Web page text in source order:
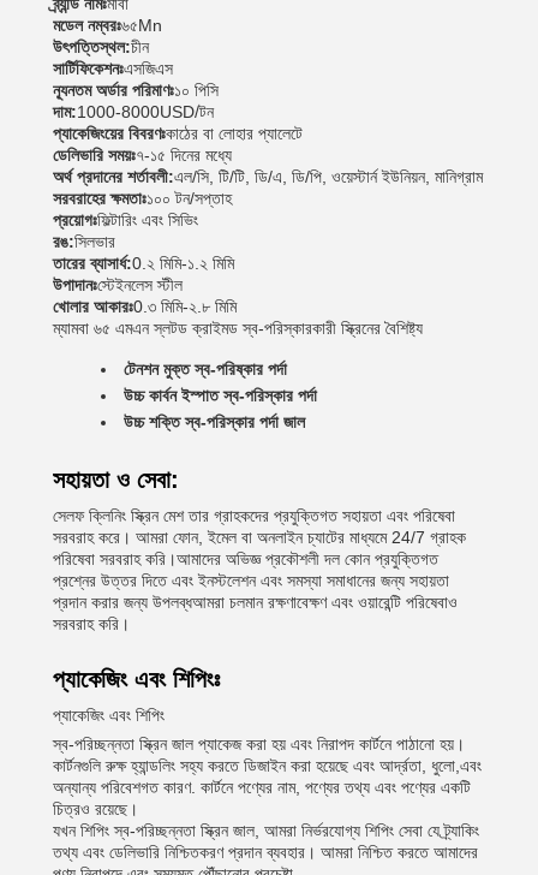
মডেল নম্বরঃ৬৫Mn
উৎপত্তিস্থল:চীন
সার্টিফিকেশনঃএসজিএস
ন্যূনতম অর্ডার পরিমাণঃ১০ পিসি
দাম:1000-8000USD/টন
প্যাকেজিংয়ের বিবরণঃকাঠের বা লোহার প্যালেটে
ডেলিভারি সময়ঃ৭-১৫ দিনের মধ্যে
অর্থ প্রদানের শর্তাবলী:এল/সি, টি/টি, ডি/এ, ডি/পি, ওয়েস্টার্ন ইউনিয়ন, মানিগ্রাম
সরবরাহের ক্ষমতাঃ১০০ টন/সপ্তাহ
প্রয়োগঃফিল্টারিং এবং সিভিং
রঙ:সিলভার
তারের ব্যাসার্ধ:0.২ মিমি-১.২ মিমি
উপাদানঃস্টেইনলেস স্টীল
খোলার আকারঃ0.৩ মিমি-২.৮ মিমি
ম্যামবা ৬৫ এমএন স্লটড ক্রাইমড স্ব-পরিস্কারকারী স্ক্রিনের বৈশিষ্ট্য
টেনশন মুক্ত স্ব-পরিষ্কার পর্দা
উচ্চ কার্বন ইস্পাত স্ব-পরিস্কার পর্দা
উচ্চ শক্তি স্ব-পরিস্কার পর্দা জাল
সহায়তা ও সেবা:
সেলফ ক্লিনিং স্ক্রিন মেশ তার গ্রাহকদের প্রযুক্তিগত সহায়তা এবং পরিষেবা
সরবরাহ করে। আমরা ফোন, ইমেল বা অনলাইন চ্যাটের মাধ্যমে 24/7 গ্রাহক
পরিষেবা সরবরাহ করি।আমাদের অভিজ্ঞ প্রকৌশলী দল কোন প্রযুক্তিগত
প্রশ্নের উত্তর দিতে এবং ইনস্টলেশন এবং সমস্যা সমাধানের জন্য সহায়তা
প্রদান করার জন্য উপলব্ধআমরা চলমান রক্ষণাবেক্ষণ এবং ওয়ারেন্টি পরিষেবাও
সরবরাহ করি।
প্যাকেজিং এবং শিপিংঃ
প্যাকেজিং এবং শিপিং
স্ব-পরিচ্ছন্নতা স্ক্রিন জাল প্যাকেজ করা হয় এবং নিরাপদ কার্টনে পাঠানো হয়।
কার্টনগুলি রুক্ষ হ্যান্ডলিং সহ্য করতে ডিজাইন করা হয়েছে এবং আর্দ্রতা, ধুলো,এবং
অন্যান্য পরিবেশগত কারণ. কার্টনে পণ্যের নাম, পণ্যের তথ্য এবং পণ্যের একটি
চিত্রও রয়েছে।
যখন শিপিং স্ব-পরিচ্ছন্নতা স্ক্রিন জাল, আমরা নির্ভরযোগ্য শিপিং সেবা যে ট্র্যাকিং
তথ্য এবং ডেলিভারি নিশ্চিতকরণ প্রদান ব্যবহার। আমরা নিশ্চিত করতে আমাদের